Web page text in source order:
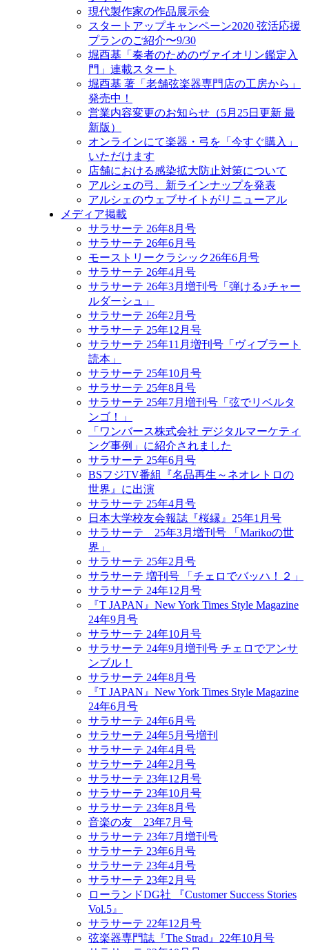
現代製作家の作品展示会
スタートアップキャンペーン2020 弦活応援
プランのご紹介〜9/30
堀酉基「奏者のためのヴァイオリン鑑定入
門」連載スタート
堀酉基 著「老舗弦楽器専門店の工房から」
発売中！
営業内容変更のお知らせ（5月25日更新 最
新版）
オンラインにて楽器・弓を「今すぐ購入」
いただけます
店舗における感染拡大防止対策について
アルシェの弓、新ラインナップを発表
アルシェのウェブサイトがリニューアル
メディア掲載
サラサーテ 26年8月号
サラサーテ 26年6月号
モーストリークラシック26年6月号
サラサーテ 26年4月号
サラサーテ 26年3月増刊号「弾ける♪チャー
ルダーシュ」
サラサーテ 26年2月号
サラサーテ 25年12月号
サラサーテ 25年11月増刊号「ヴィブラート
読本」
サラサーテ 25年10月号
サラサーテ 25年8月号
サラサーテ 25年7月増刊号「弦でリベルタ
ンゴ！」
「ワンバース株式会社 デジタルマーケティ
ング事例」に紹介されました
サラサーテ 25年6月号
BSフジTV番組『名品再生～ネオレトロの
世界』に出演
サラサーテ 25年4月号
日本大学校友会報誌『桜縁』25年1月号
サラサーテ 25年3月増刊号 「Marikoの世
界」
サラサーテ 25年2月号
サラサーテ 増刊号 「チェロでバッハ！２」
サラサーテ 24年12月号
『T JAPAN』New York Times Style Magazine
24年9月号
サラサーテ 24年10月号
サラサーテ 24年9月増刊号 チェロでアンサ
ンブル！
サラサーテ 24年8月号
『T JAPAN』New York Times Style Magazine
24年6月号
サラサーテ 24年6月号
サラサーテ 24年5月号増刊
サラサーテ 24年4月号
サラサーテ 24年2月号
サラサーテ 23年12月号
サラサーテ 23年10月号
サラサーテ 23年8月号
音楽の友 23年7月号
サラサーテ 23年7月増刊号
サラサーテ 23年6月号
サラサーテ 23年4月号
サラサーテ 23年2月号
ローランドDG社 『Customer Success Stories
Vol.5』
サラサーテ 22年12月号
弦楽器専門誌『The Strad』22年10月号